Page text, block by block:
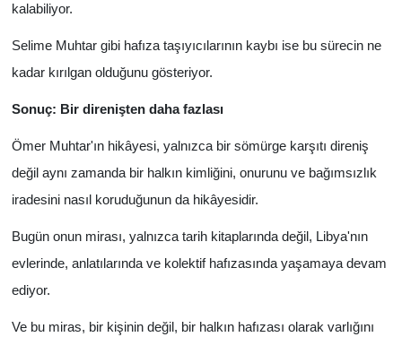
kalabiliyor.
Selime Muhtar gibi hafıza taşıyıcılarının kaybı ise bu sürecin ne
kadar kırılgan olduğunu gösteriyor.
Sonuç: Bir direnişten daha fazlası
Ömer Muhtar'ın hikâyesi, yalnızca bir sömürge karşıtı direniş
değil aynı zamanda bir halkın kimliğini, onurunu ve bağımsızlık
iradesini nasıl koruduğunun da hikâyesidir.
Bugün onun mirası, yalnızca tarih kitaplarında değil, Libya'nın
evlerinde, anlatılarında ve kolektif hafızasında yaşamaya devam
ediyor.
Ve bu miras, bir kişinin değil, bir halkın hafızası olarak varlığını